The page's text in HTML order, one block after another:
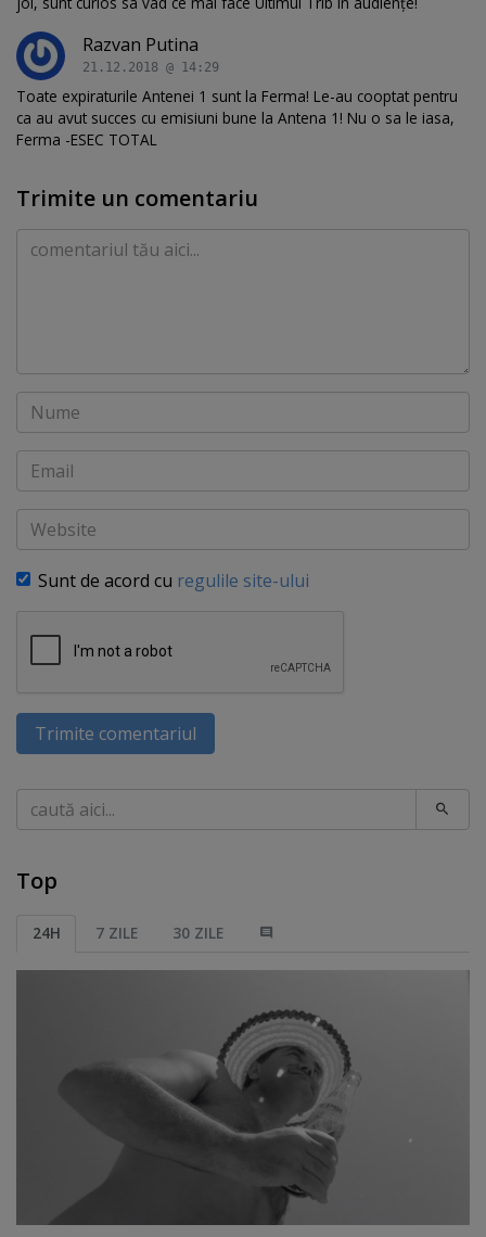
Razvan Putina
21.12.2018 @ 14:29
Toate expiraturile Antenei 1 sunt la Ferma! Le-au cooptat pentru
ca au avut succes cu emisiuni bune la Antena 1! Nu o sa le iasa,
Ferma -ESEC TOTAL
Trimite un comentariu
Comentariu
Nume
Email
Website
Sunt de acord cu regulile site-ului
Trimite comentariul
Caută
Top
24H 7 ZILE 30 ZILE